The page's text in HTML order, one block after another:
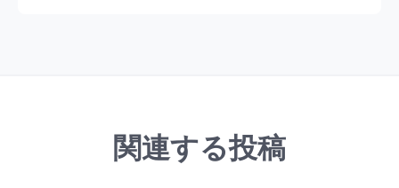
関連する投稿